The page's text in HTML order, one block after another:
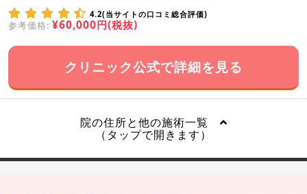
4.2(当サイトの口コミ総合評価)
参考価格: ¥60,000円(税抜)
クリニック公式で詳細を見る
院の住所と他の施術一覧
（タップで開きます）